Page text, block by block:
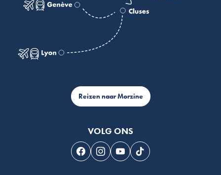
Reizen naar Morzine
VOLG ONS
Volg ons op Facebook
Volg ons op Instagram
Volg ons op Youtube
Volg ons op Tiktok